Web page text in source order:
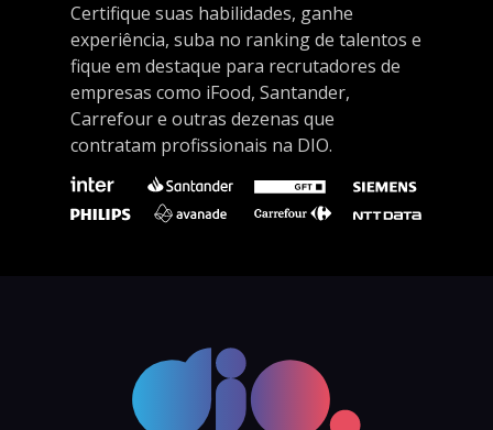
Certifique suas habilidades, ganhe
experiência, suba no ranking de talentos e
fique em destaque para recrutadores de
empresas como iFood, Santander,
Carrefour e outras dezenas que
contratam profissionais na DIO.